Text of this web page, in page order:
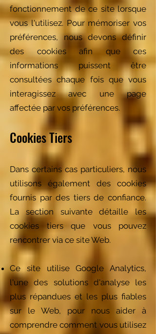
fonctionnement de ce site lorsque
vous l'utilisez. Pour mémoriser vos
préférences, nous devons définir
des cookies afin que ces
informations puissent être
consultées chaque fois que vous
interagissez avec une page
affectée par vos préférences.
Cookies Tiers
Dans certains cas particuliers, nous
utilisons également des cookies
fournis par des tiers de confiance.
La section suivante détaille les
cookies tiers que vous pouvez
rencontrer via ce site Web.
Ce site utilise Google Analytics,
l'une des solutions d'analyse les
plus répandues et les plus fiables
sur le Web, pour nous aider à
comprendre comment vous utilisez